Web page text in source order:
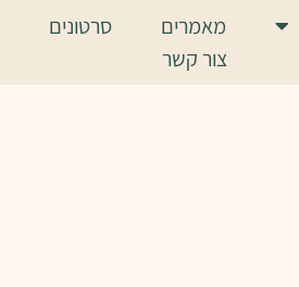
מאמרים סרטונים
צור קשר